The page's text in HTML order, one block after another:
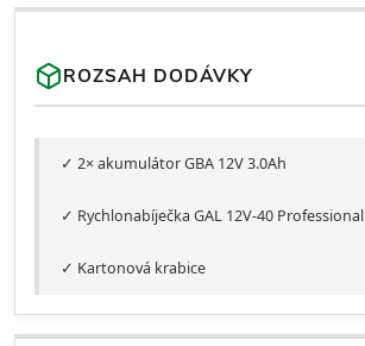
ROZSAH DODÁVKY
✓ 2× akumulátor GBA 12V 3.0Ah
✓ Rychlonabíječka GAL 12V-40 Professional
✓ Kartonová krabice